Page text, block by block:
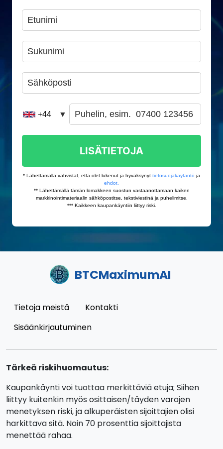
BTCMaximumAI
Tietoja meistä
Kontakti
Sisäänkirjautuminen
Tärkeä riskihuomautus:
Kaupankäynti voi tuottaa merkittäviä etuja; Siihen
liittyy kuitenkin myös osittaisen/täyden varojen
menetyksen riski, ja alkuperäisten sijoittajien olisi
harkittava sitä. Noin 70 prosenttia sijoittajista
menettää rahaa.